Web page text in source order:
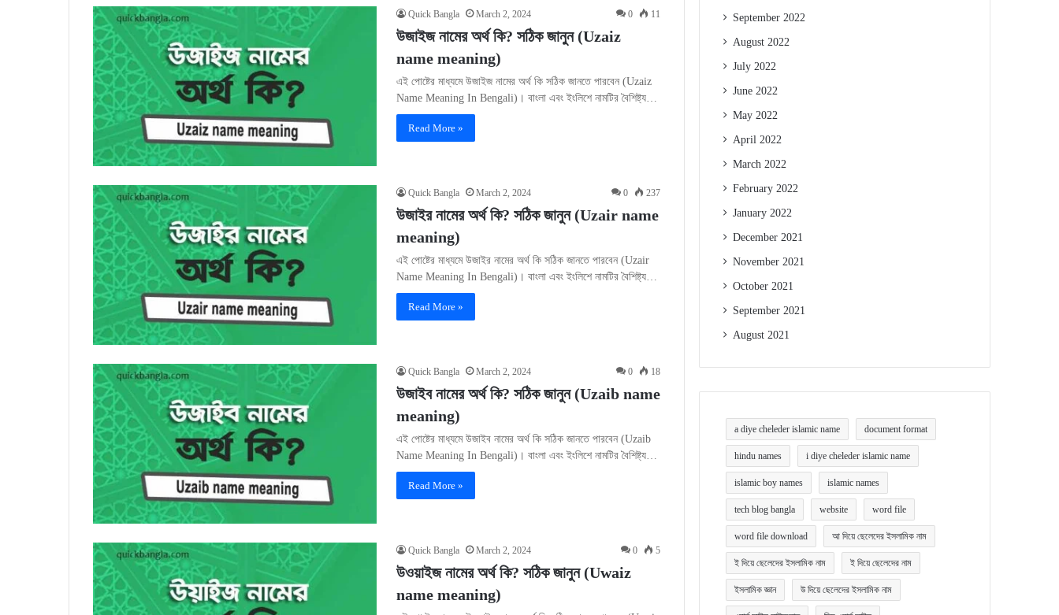
Quick Bangla March 2, 2024 0 11
উজাইজ নামের অর্থ কি? সঠিক জানুন (Uzaiz
name meaning)
এই পোষ্টের মাধ্যমে উজাইজ নামের অর্থ কি সঠিক জানতে পারবেন (Uzaiz
Name Meaning In Bengali)। বাংলা এবং ইংলিশে নামটির বৈশিষ্ট্য…
Read More »
Quick Bangla March 2, 2024 0 237
উজাইর নামের অর্থ কি? সঠিক জানুন (Uzair name
meaning)
এই পোষ্টের মাধ্যমে উজাইর নামের অর্থ কি সঠিক জানতে পারবেন (Uzair
Name Meaning In Bengali)। বাংলা এবং ইংলিশে নামটির বৈশিষ্ট্য…
Read More »
Quick Bangla March 2, 2024 0 18
উজাইব নামের অর্থ কি? সঠিক জানুন (Uzaib name
meaning)
এই পোষ্টের মাধ্যমে উজাইব নামের অর্থ কি সঠিক জানতে পারবেন (Uzaib
Name Meaning In Bengali)। বাংলা এবং ইংলিশে নামটির বৈশিষ্ট্য…
Read More »
Quick Bangla March 2, 2024 0 5
উওয়াইজ নামের অর্থ কি? সঠিক জানুন (Uwaiz
name meaning)
September 2022
August 2022
July 2022
June 2022
May 2022
April 2022
March 2022
February 2022
January 2022
December 2021
November 2021
October 2021
September 2021
August 2021
a diye cheleder islamic name document format
hindu names i diye cheleder islamic name
islamic boy names islamic names
tech blog bangla website word file
word file download আ দিয়ে ছেলেদের ইসলামিক নাম
ই দিয়ে ছেলেদের ইসলামিক নাম ই দিয়ে ছেলেদের নাম
ইসলামিক জ্ঞান উ দিয়ে ছেলেদের ইসলামিক নাম